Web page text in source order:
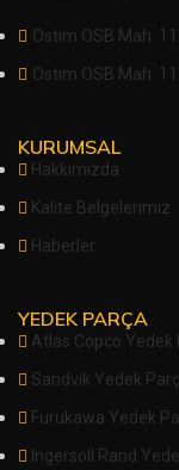
Ostim OSB Mah.
Ostim OSB Mah.
KURUMSAL
Hakkımızda
Kalite Belgelerimiz
Haberler
YEDEK PARÇA
Atlas Copco Yedek
Sandvik Yedek
Furukawa Yedek
Ingersoll Rand